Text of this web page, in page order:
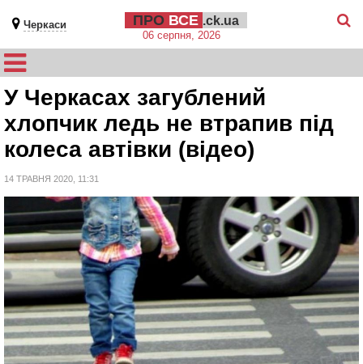
Черкаси ПРО ВСЕ .ck.ua
06 серпня, 2026
У Черкасах загублений
хлопчик ледь не втрапив під
колеса автівки (відео)
14 ТРАВНЯ 2020, 11:31